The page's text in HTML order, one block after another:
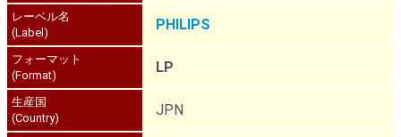
レーベル名
(Label)
PHILIPS
フォーマット
(Format)
LP
生産国
(Country)
JPN